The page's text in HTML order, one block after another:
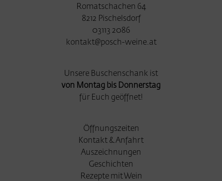
Romatschachen 64
8212 Pischelsdorf
03113 2086
kontakt@posch-weine.at
Unsere Buschenschank ist
von Montag bis Donnerstag
für Euch geöffnet!
Öffnungszeiten
Kontakt & Anfahrt
Auszeichnungen
Geschichten
Rezepte mit Wein